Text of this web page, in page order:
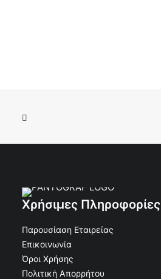
Χρήσιμες Πληροφορίες
Παρουσίαση Εταιρείας
Επικοινωνία
Όροι Χρήσης
Πολιτική Απορρήτου